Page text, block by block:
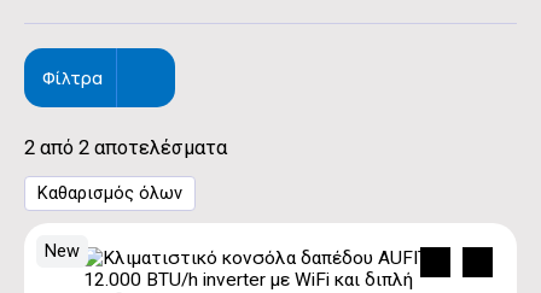
Φίλτρα
2 από 2 αποτελέσματα
Καθαρισμός όλων
New